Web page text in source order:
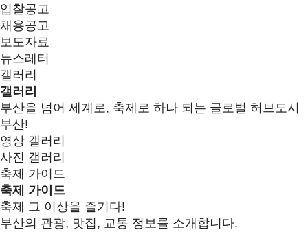
입찰공고
채용공고
보도자료
뉴스레터
갤러리
갤러리
부산을 넘어 세계로, 축제로 하나 되는 글로벌 허브도시
부산!
영상 갤러리
사진 갤러리
축제 가이드
축제 가이드
축제 그 이상을 즐기다!
부산의 관광, 맛집, 교통 정보를 소개합니다.